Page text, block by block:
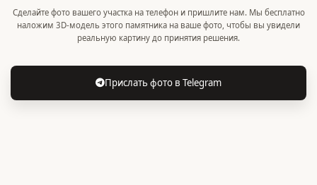
Сделайте фото вашего участка на телефон и пришлите нам. Мы бесплатно
наложим 3D-модель этого памятника на ваше фото, чтобы вы увидели
реальную картину до принятия решения.
Прислать фото в Telegram